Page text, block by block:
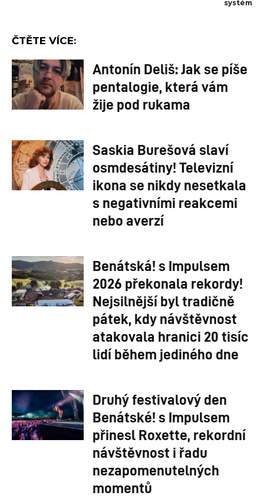
systém
ČTĚTE VÍCE:
Antonín Deliš: Jak se píše
pentalogie, která vám
žije pod rukama
Saskia Burešová slaví
osmdesátiny! Televizní
ikona se nikdy nesetkala
s negativními reakcemi
nebo averzí
Benátská! s Impulsem
2026 překonala rekordy!
Nejsilnější byl tradičně
pátek, kdy návštěvnost
atakovala hranici 20 tisíc
lidí během jediného dne
Druhý festivalový den
Benátské! s Impulsem
přinesl Roxette, rekordní
návštěvnost i řadu
nezapomenutelných
momentů